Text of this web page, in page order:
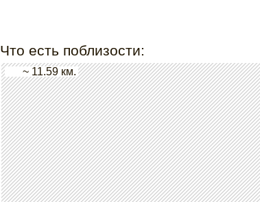
Что есть поблизости:
~ 11.59 км.